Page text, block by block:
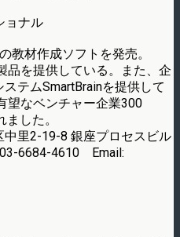
ョナル
教材作成ソフトを発売。
品を提供している。また、企
テムSmartBrainを提供して
望なベンチャー企業300
した。
里2-19-8 銀座プロセスビル
6684-4610 Email: